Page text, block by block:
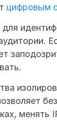
цифровым
менять